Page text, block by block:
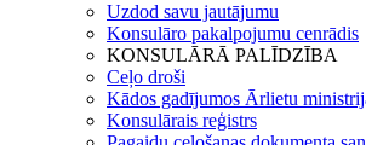
Uzdod savu jautājumu
Konsulāro pakalpojumu cenrādis
KONSULĀRĀ PALĪDZĪBA
Ceļo droši
Kādos gadījumos Ārlietu
Konsulārais reģistrs